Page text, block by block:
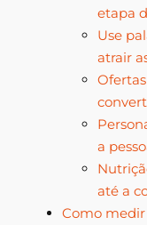
etapa
Use
atrair
a
até a
Como medir